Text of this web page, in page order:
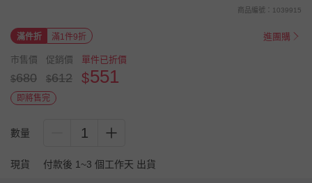
商品編號：1039915
滿件折 滿1件9折 進團購
市售價
$680
促銷價
$612
單件已折價
$551
即將售完
數量 1
現貨 付款後 1~3 個工作天 出貨